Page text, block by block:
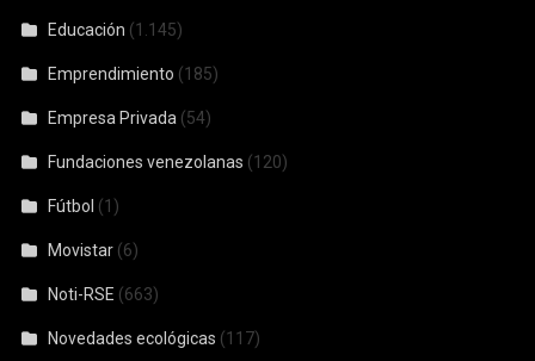
Educación (1.145)
Emprendimiento (185)
Empresa Privada (54)
Fundaciones venezolanas (120)
Fútbol (1)
Movistar (6)
Noti-RSE (663)
Novedades ecológicas (117)